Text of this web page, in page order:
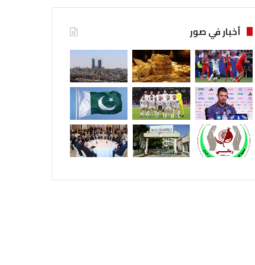
أخبار في صور